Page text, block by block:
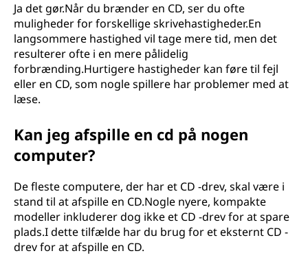
Ja det gør.Når du brænder en CD, ser du ofte
muligheder for forskellige skrivehastigheder.En
langsommere hastighed vil tage mere tid, men det
resulterer ofte i en mere pålidelig
forbrænding.Hurtigere hastigheder kan føre til fejl
eller en CD, som nogle spillere har problemer med at
læse.
Kan jeg afspille en cd på nogen
computer?
De fleste computere, der har et CD -drev, skal være i
stand til at afspille en CD.Nogle nyere, kompakte
modeller inkluderer dog ikke et CD -drev for at spare
plads.I dette tilfælde har du brug for et eksternt CD -
drev for at afspille en CD.